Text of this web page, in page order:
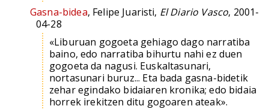
Gasna-bidea, Felipe Juaristi, El Diario Vasco, 2001-
04-28
«Liburuan gogoeta gehiago dago narratiba
baino, edo narratiba bihurtu nahi ez duen
gogoeta da nagusi. Euskaltasunari,
nortasunari buruz... Eta bada gasna-bidetik
zehar egindako bidaiaren kronika; edo bidaia
horrek irekitzen ditu gogoaren ateak».